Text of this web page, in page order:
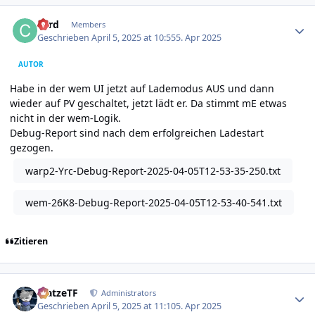
cord Members
GeschriebenApril 5, 2025 at 10:555. Apr 2025
AUTOR
Habe in der wem UI jetzt auf Lademodus AUS und dann
wieder auf PV geschaltet, jetzt lädt er. Da stimmt mE etwas
nicht in der wem-Logik.
Debug-Report sind nach dem erfolgreichen Ladestart
gezogen.
warp2-Yrc-Debug-Report-2025-04-05T12-53-35-250.txt
wem-26K8-Debug-Report-2025-04-05T12-53-40-541.txt
Zitieren
MatzeTF Administrators
GeschriebenApril 5, 2025 at 11:105. Apr 2025